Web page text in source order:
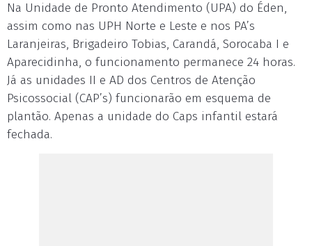
Na Unidade de Pronto Atendimento (UPA) do Éden,
assim como nas UPH Norte e Leste e nos PA’s
Laranjeiras, Brigadeiro Tobias, Carandá, Sorocaba I e
Aparecidinha, o funcionamento permanece 24 horas.
Já as unidades II e AD dos Centros de Atenção
Psicossocial (CAP’s) funcionarão em esquema de
plantão. Apenas a unidade do Caps infantil estará
fechada.